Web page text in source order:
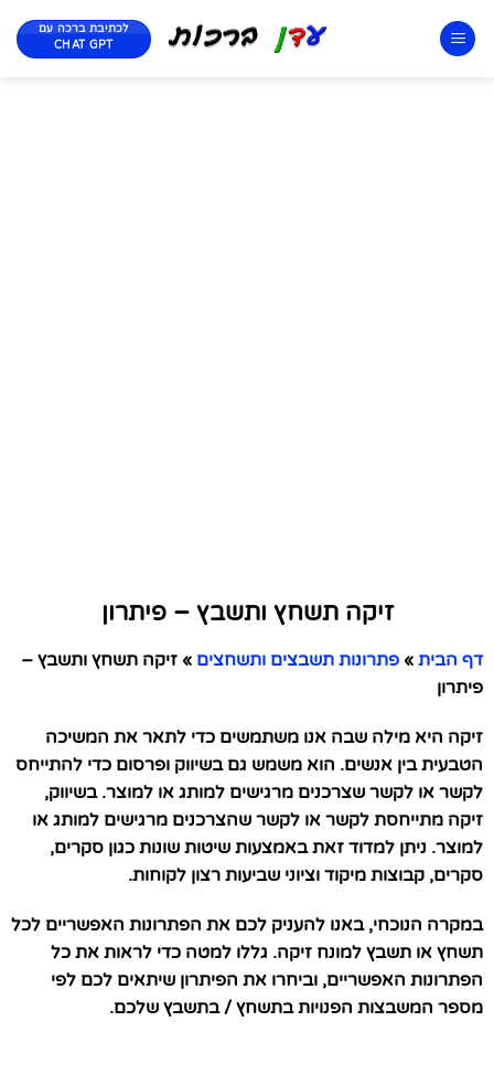
לכתיבת ברכה עם
CHAT GPT
זיקה תשחץ ותשבץ – פיתרון
דף הבית » פתרונות תשבצים ותשחצים » זיקה תשחץ ותשבץ –
פיתרון
זיקה היא מילה שבה אנו משתמשים כדי לתאר את המשיכה
הטבעית בין אנשים. הוא משמש גם בשיווק ופרסום כדי להתייחס
לקשר או לקשר שצרכנים מרגישים למותג או למוצר. בשיווק,
זיקה מתייחסת לקשר או לקשר שהצרכנים מרגישים למותג או
למוצר. ניתן למדוד זאת באמצעות שיטות שונות כגון סקרים,
סקרים, קבוצות מיקוד וציוני שביעות רצון לקוחות.
במקרה הנוכחי, באנו להעניק לכם את הפתרונות האפשריים לכל
תשחץ או תשבץ למונח זיקה. גללו למטה כדי לראות את כל
הפתרונות האפשריים, וביחרו את הפיתרון שיתאים לכם לפי
מספר המשבצות הפנויות בתשחץ / בתשבץ שלכם.